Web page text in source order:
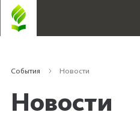
События Новости
Новости